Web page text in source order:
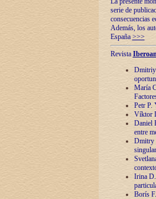
serie de
consecuencias
Además, los
España >>>
Revista
Dmitriy
María
Petr P.
Víktor
Daniel
entre
Dmitry
Irina
Borís